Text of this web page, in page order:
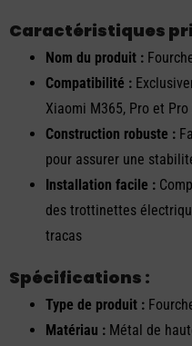
Caractéristiques
Nom du produit :
Compatibilité :
Xiaomi M365, Pro et Pro
Construction robuste :
pour assurer une
Installation facile :
des trottinettes
tracas
Spécifications :
Type de produit :
Matériau : Métal de